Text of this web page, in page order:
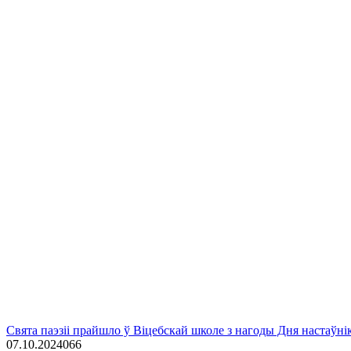
Свята паэзіі прайшло ў Віцебскай школе з нагоды Дня
07.10.2024066